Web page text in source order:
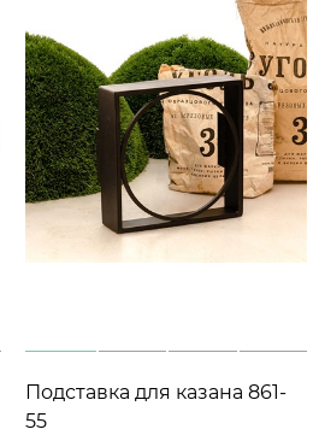
Подставка для казана 861-
55